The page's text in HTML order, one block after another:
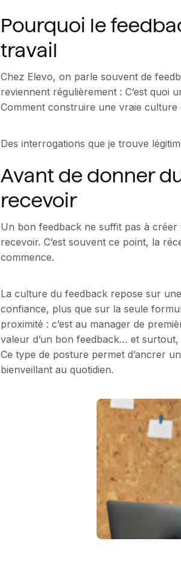
Pourquoi le
travail
Chez Elevo, on parle souvent de
reviennent régulièrement : C’est quoi
Comment construire une vraie
Des interrogations que je trouve
Avant de donner
recevoir
Un bon feedback ne suffit pas à
recevoir. C’est souvent ce point, la
commence.
La culture du feedback repose sur
confiance, plus que sur la seule
proximité : c’est au manager de
valeur d’un bon feedback… et
Ce type de posture permet d’ancrer
bienveillant au quotidien.